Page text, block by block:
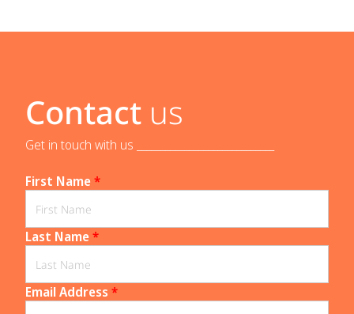
Contact us
Get in touch with us _____________________________
First Name*
Last Name*
Email Address *